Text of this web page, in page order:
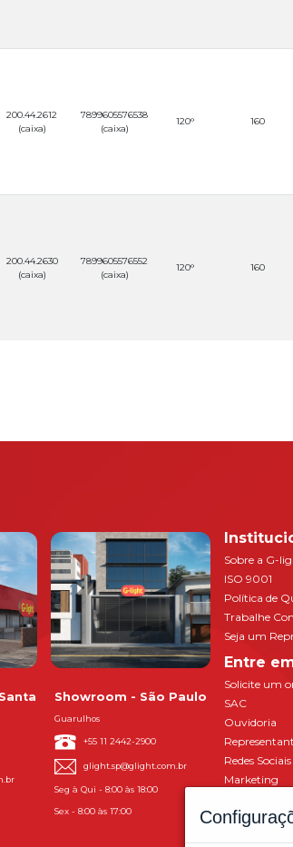
200.44.2612
(caixa)
7899605576538
(caixa)
120° 160
200.44.2630
(caixa)
7899605576552
(caixa)
120° 160
Showroom - São Paulo
Guarulhos
+55 11 2442-2900
glight.sp@glight.com.br
Seg à Qui - 8:00 às 18:00
Sex - 8:00 às 17:00
Sobre a G-
ISO 9001
Política de
Trabalhe
Seja um
Entre
Solicite um
SAC
Ouvidoria
Redes Sociais
Marketing